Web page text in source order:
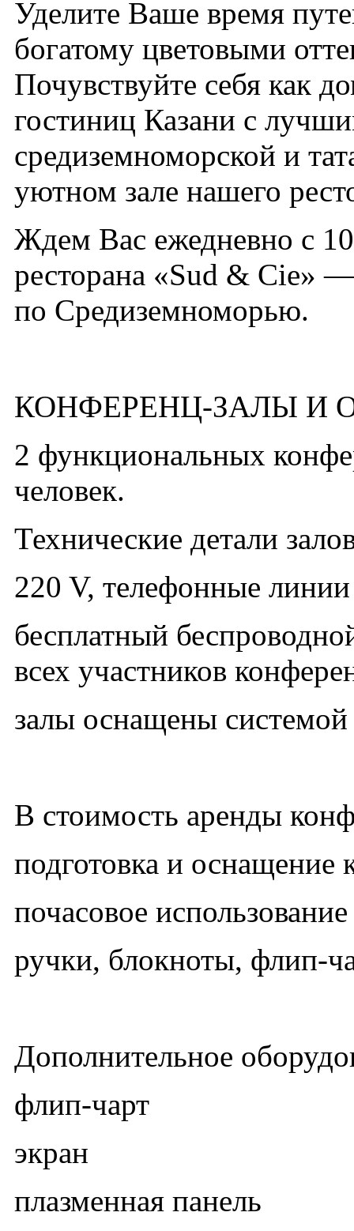
Уделите Ваше время
богатому цветовыми
Почувствуйте себя как
гостиниц Казани с
средиземноморской и
уютном зале нашего
Ждем Вас ежедневно с
ресторана «Sud & Cie»
по Средиземноморью.
КОНФЕРЕНЦ-ЗАЛЫ И
2 функциональных
человек.
Технические детали
220 V, телефонные линии
бесплатный
всех участников
залы оснащены
В стоимость аренды
подготовка и оснащение
почасовое
ручки, блокноты, флип-
Дополнительное
флип-чарт
экран
плазменная панель